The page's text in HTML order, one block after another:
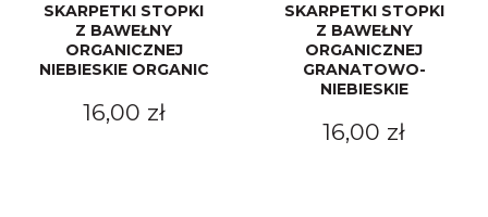
SKARPETKI STOPKI
Z BAWEŁNY
ORGANICZNEJ
NIEBIESKIE ORGANIC
16,00 zł
SKARPETKI STOPKI
Z BAWEŁNY
ORGANICZNEJ
GRANATOWO-
NIEBIESKIE
16,00 zł